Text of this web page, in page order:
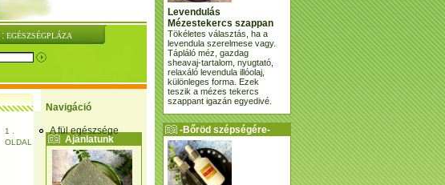
: EGÉSZSÉGPLÁZA
Navigáció
A fül egészsége
Ajánlatunk
1 .
OLDAL
Levendulás
Mézestekercs szappan
Tökéletes választás, ha a
levendula szerelmese vagy.
Tápláló méz, gazdag
sheavaj-tartalom, nyugtató,
relaxáló levendula illóolaj,
különleges forma. Ezek
teszik a mézes tekercs
szappant igazán egyedivé.
-Bőröd szépségére-